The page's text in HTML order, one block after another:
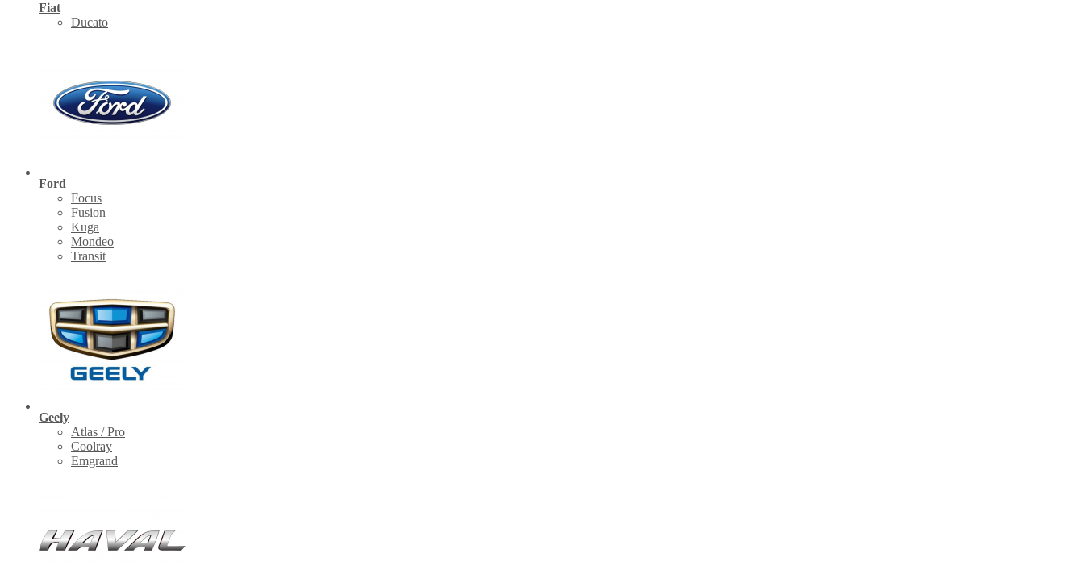
Fiat
Ducato
Ford
Focus
Fusion
Kuga
Mondeo
Transit
Geely
Atlas / Pro
Coolray
Emgrand